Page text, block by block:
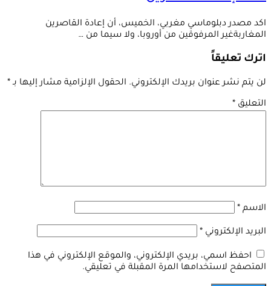
اكد مصدر دبلوماسي مغربي، الخميس، أن إعادة القاصرين
المغاربةغير المرفوقين من أوروبا، ولا سيما من …
اترك تعليقاً
لن يتم نشر عنوان بريدك الإلكتروني. الحقول الإلزامية مشار إليها بـ*
التعليق *
الاسم *
البريد الإلكتروني *
احفظ اسمي، بريدي الإلكتروني، والموقع الإلكتروني في هذا
المتصفح لاستخدامها المرة المقبلة في تعليقي.